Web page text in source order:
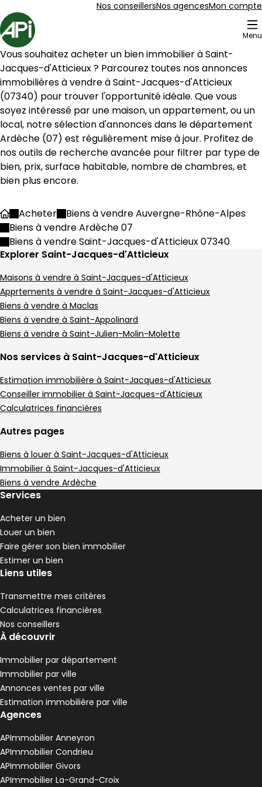
Nos conseillersNos agencesMon compte
Accueil
Menu
8 Biens en vente à Saint-Jacques-d'Atticieux (07340)
374 m² 9 pièces Saint-Julien-
Aller à l'image1
Aller à l'image2
Aller à l'image3
Aller à l'image4
Aller à l'image5
450 000 €
Saint-Julien-Molin-Molette - 42220
Maison • 9 pièces • 374 m²
DPE :
E 8 chambres
,
Terrain 48451 m²
116 m² 5 pièces Maclas
Aller à l'image1
Aller à l'image 2
Aller à l'image 3
Aller à l'image 4
Aller à l'image5
280 000 €
Maclas - 42520
Maison • 5 pièces • 116 m²
DPE : 4 chambres
,
Terrain 286 m²
100 m² 4 pièces Saint-Julien-
Aller à l'image
Aller à l'image
Aller à l'image
Aller à l'image
Aller à l'image
108 000 €
Saint-Julien-Molin-Molette - 42220
Maison • 4 pièces • 100 m²
DPE :
Vous souhaitez acheter un bien immobilier à Saint-
Jacques-d'Atticieux ? Parcourez toutes nos annonces
immobilières à vendre à Saint-Jacques-d'Atticieux
(07340) pour trouver l'opportunité idéale. Que vous
soyez intéressé par une maison, un appartement, ou un
Ardèche (07) est régulièrement mise à jour. Profitez de
nos outils de recherche avancée pour filtrer par type de
bien, prix, surface habitable, nombre de chambres, et
bien plus encore.
AccueilAcheter
Biens à vendre Auvergne-Rhône-Alpes
Biens à vendre Ardèche 07
Biens à vendre Saint-Jacques-d'Atticieux 07340
Explorer Saint-Jacques-d'Atticieux
Maisons à vendre à Saint-Jacques-d'Atticieux
Apprtements à vendre à Saint-Jacques-d'Atticieux
Biens à vendre à Maclas
Biens à vendre à Saint-Appolinard
Biens à vendre à Saint-Julien-Molin-Molette
Nos services à Saint-Jacques-d'Atticieux
Estimation immobilière à Saint-Jacques-d'Atticieux
Conseiller immobilier à Saint-Jacques-d'Atticieux
Calculatrices financières
Autres pages
Biens à louer à Saint-Jacques-d'Atticieux
Immobilier à Saint-Jacques-d'Atticieux
Biens à vendre Ardèche
Services
Acheter un bien
Louer un bien
Faire gérer son bien immobilier
Estimer un bien
Liens utiles
Transmettre mes critères
Calculatrices financières
Nos conseillers
À découvrir
Immobilier par département
Immobilier par ville
Annonces ventes par ville
Estimation immobilière par ville
Agences
APImmobilier Anneyron
APImmobilier Condrieu
APImmobilier Givors
APImmobilier La-Grand-Croix